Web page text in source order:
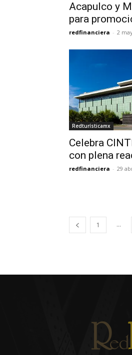
Acapulco y
para
redfinanciera - 2
Redturísticamx
Celebra
con plena
redfinanciera - 29
1 ...